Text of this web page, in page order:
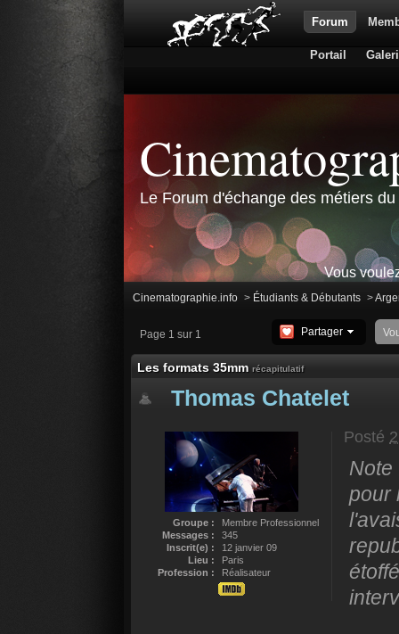
Forum
Portail
Le Forum d'échange des métiers
Vous
Cinematographie.info > Étudiants & Débutants >
Page 1 sur 1 Partager
Les formats 35mm récapitulatif
Thomas Chatelet
Groupe :
Membre Professionnel
Messages :
345
Inscrit(e) :
12 janvier 09
Lieu :
Paris
Profession :
Réalisateur
Posté
Note
pour